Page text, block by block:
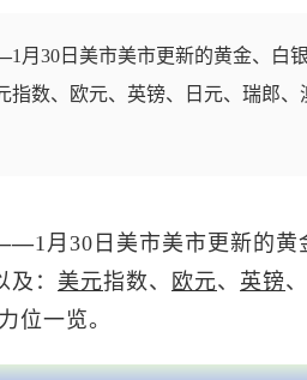
1月30日美市美市更新的黄金、白
指数、欧元、英镑、日元、瑞郎
——1月30日美市美市更新的黄
： 美元指数、 欧元、 英镑、
位一览。